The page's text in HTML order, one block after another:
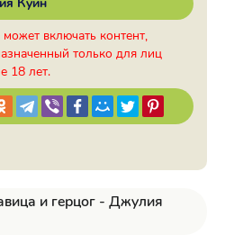
может включать контент,
только для лиц
18 лет.
и герцог - Джулия